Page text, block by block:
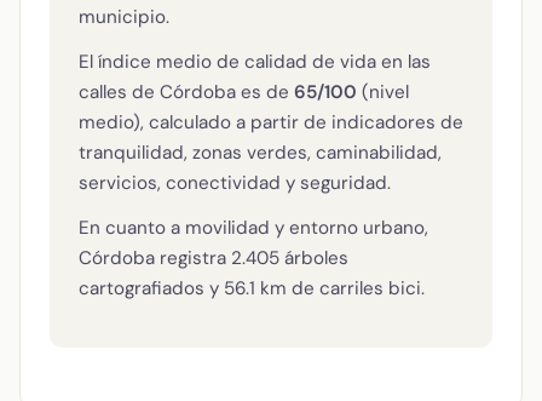
municipio.
El índice medio de calidad de vida en las
calles de Córdoba es de 65/100 (nivel
medio), calculado a partir de indicadores de
tranquilidad, zonas verdes, caminabilidad,
servicios, conectividad y seguridad.
En cuanto a movilidad y entorno urbano,
Córdoba registra 2.405 árboles
cartografiados y 56.1 km de carriles bici.